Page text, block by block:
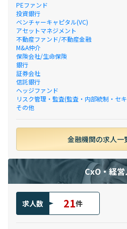
PEファンド
投資銀行
ベンチャーキャピタル(VC)
アセットマネジメント
不動産ファンド/不動産金融
M&A仲介
保険会社/生命保険
銀行
証券会社
信託銀行
ヘッジファンド
リスク管理・監査(監査・内部統制・セ
その他
金融機関の求人一
CxO・経
求人数 21件